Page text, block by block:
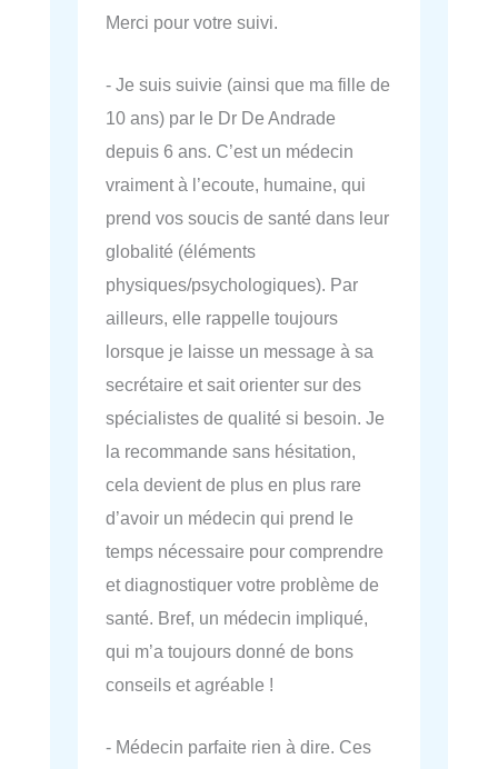
Merci pour votre suivi.
- Je suis suivie (ainsi que ma fille de
10 ans) par le Dr De Andrade
depuis 6 ans. C’est un médecin
vraiment à l’ecoute, humaine, qui
prend vos soucis de santé dans leur
globalité (éléments
physiques/psychologiques). Par
ailleurs, elle rappelle toujours
lorsque je laisse un message à sa
secrétaire et sait orienter sur des
spécialistes de qualité si besoin. Je
la recommande sans hésitation,
cela devient de plus en plus rare
d’avoir un médecin qui prend le
temps nécessaire pour comprendre
et diagnostiquer votre problème de
santé. Bref, un médecin impliqué,
qui m’a toujours donné de bons
conseils et agréable !
- Médecin parfaite rien à dire. Ces